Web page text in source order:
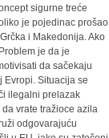
sigurne treće
je pojedinac prošao
i Makedonija. Ako
je da je
da sačekaju
Evropi. Situacija se
ilegalni prelazak
vrate tražioce azila
odgovarajuću